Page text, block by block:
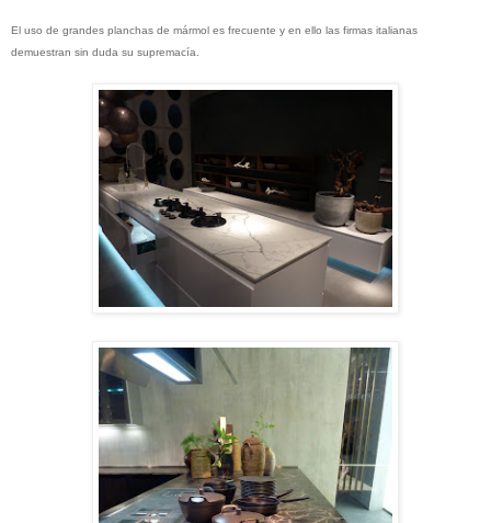
El uso de grandes planchas de mármol es frecuente y en ello las firmas italianas
demuestran sin duda su supremacía.